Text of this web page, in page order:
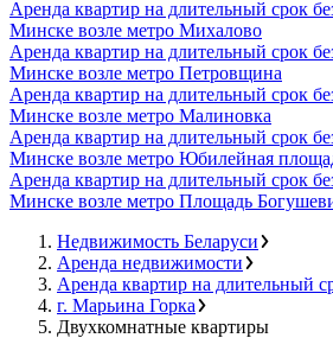
Аренда квартир на длительный срок
Минске возле метро Михалово
Аренда квартир на длительный срок
Минске возле метро Петровщина
Аренда квартир на длительный срок
Минске возле метро Малиновка
Аренда квартир на длительный срок
Минске возле метро Юбилейная
Аренда квартир на длительный срок
Минске возле метро Площадь
Недвижимость Беларуси
Аренда недвижимости
Аренда квартир на длительный
г. Марьина Горка
Двухкомнатные квартиры